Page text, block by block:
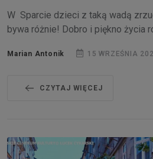
W Sparcie dzieci z taką wadą
bywa różnie! Dobro i piękno życia
Marian Antonik 15 WRZEŚNIA
CZYTAJ WIĘCEJ